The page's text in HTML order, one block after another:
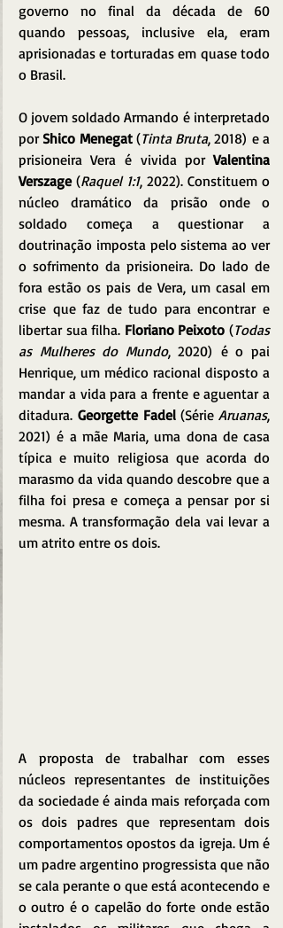
governo no final da década de 60
quando pessoas, inclusive ela, eram
aprisionadas e torturadas em quase todo
o Brasil.
O jovem soldado Armando é interpretado
por Shico Menegat (Tinta Bruta, 2018) e a
prisioneira Vera é vivida por Valentina
Verszage (Raquel 1:1, 2022). Constituem o
núcleo dramático da prisão onde o
soldado começa a questionar a
doutrinação imposta pelo sistema ao ver
o sofrimento da prisioneira. Do lado de
fora estão os pais de Vera, um casal em
crise que faz de tudo para encontrar e
libertar sua filha. Floriano Peixoto (Todas
as Mulheres do Mundo, 2020) é o pai
Henrique, um médico racional disposto a
mandar a vida para a frente e aguentar a
ditadura. Georgette Fadel (Série Aruanas,
2021) é a mãe Maria, uma dona de casa
típica e muito religiosa que acorda do
marasmo da vida quando descobre que a
filha foi presa e começa a pensar por si
mesma. A transformação dela vai levar a
um atrito entre os dois.
A proposta de trabalhar com esses
núcleos representantes de instituições
da sociedade é ainda mais reforçada com
os dois padres que representam dois
comportamentos opostos da igreja. Um é
um padre argentino progressista que não
se cala perante o que está acontecendo e
o outro é o capelão do forte onde estão